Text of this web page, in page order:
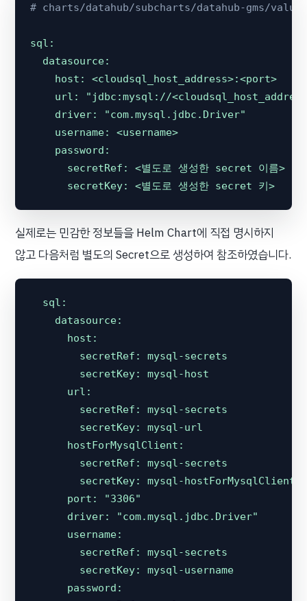
# charts/datahub/subcharts/datahub-gms/
sql:
datasource:
host:
<cloudsql_host_address>:<port>
url:
"jdbc:mysql://
driver:
"com.mysql.jdbc.Driver"
username:
<username>
password:
secretRef:
<별도로 생성한 secret
이름>
secretKey:
<별도로 생성한 secret 키>
실제로는 민감한 정보들을 Helm Chart에 직접 명시하지
않고 다음처럼 별도의 Secret으로 생성하여 참조하였습니다.
sql:
datasource:
host:
secretRef:
mysql-secrets
secretKey:
mysql-host
url:
secretRef:
mysql-secrets
secretKey:
mysql-url
hostForMysqlClient:
secretRef:
mysql-secrets
secretKey:
mysql-hostForMysqlClient
port:
"3306"
driver:
"com.mysql.jdbc.Driver"
username:
secretRef:
mysql-secrets
secretKey:
mysql-username
password: